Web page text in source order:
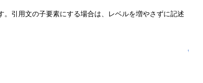
引用文の子要素にする場合は、レベルを増やさずに記述
↑